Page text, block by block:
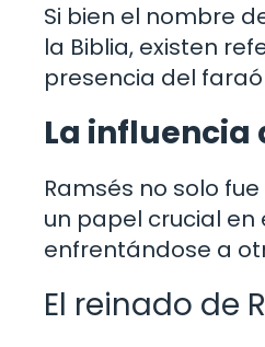
Si bien el nombre
la Biblia, existen
presencia del
La influencia
Ramsés no solo
un papel crucial
enfrentándose a
El reinado de